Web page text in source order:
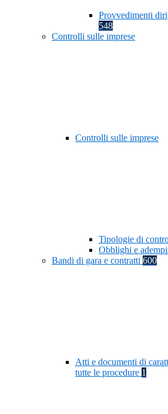
Provvedimenti
548
Controlli sulle imprese
Controlli sulle imprese
Tipologie di
Obblighi e
Bandi di gara e contratti 600
Atti e documenti di
tutte le procedure 1